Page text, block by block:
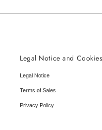
Legal Notice and Cookies
Legal Notice
Terms of Sales
Privacy Policy